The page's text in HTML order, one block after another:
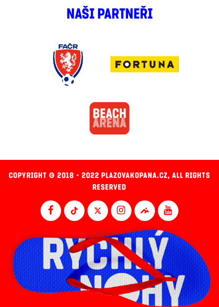
NAŠI PARTNEŘI
COPYRIGHT © 2018 - 2022 PLAZOVAKOPANA.CZ, ALL RIGHTS
RESERVED